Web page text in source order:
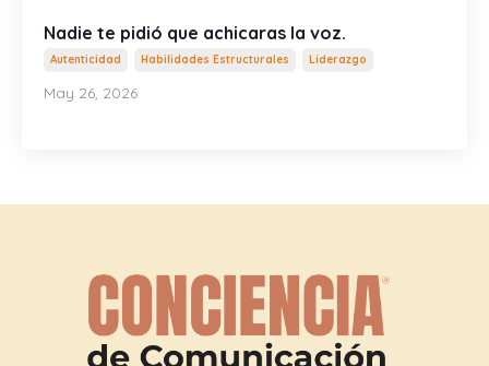
Nadie te pidió que achicaras la voz.
Autenticidad Habilidades Estructurales Liderazgo
May 26, 2026